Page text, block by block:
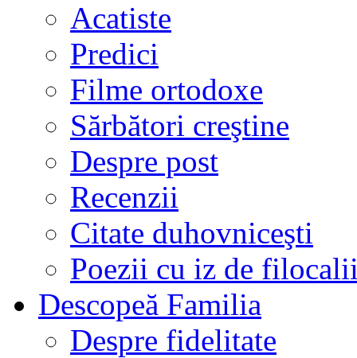
Acatiste
Predici
Filme ortodoxe
Sărbători creştine
Despre post
Recenzii
Citate duhovniceşti
Poezii cu iz de
Descopeă Familia
Despre fidelitate